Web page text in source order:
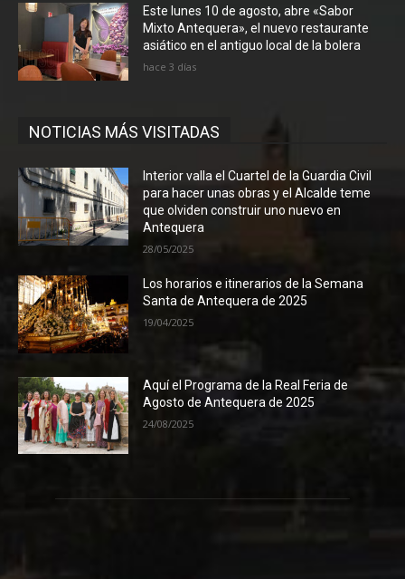
Este lunes 10 de agosto, abre «Sabor
Mixto Antequera», el nuevo restaurante
asiático en el antiguo local de la bolera
hace 3 días
NOTICIAS MÁS VISITADAS
Interior valla el Cuartel de la Guardia Civil
para hacer unas obras y el Alcalde teme
que olviden construir uno nuevo en
Antequera
28/05/2025
Los horarios e itinerarios de la Semana
Santa de Antequera de 2025
19/04/2025
Aquí el Programa de la Real Feria de
Agosto de Antequera de 2025
24/08/2025